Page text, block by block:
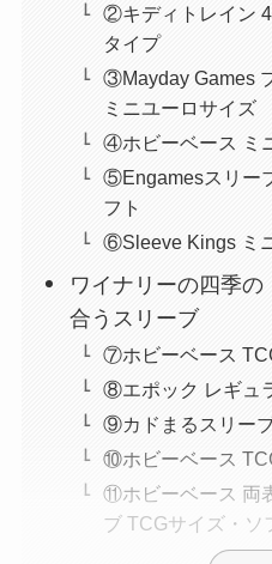
②キディトレイン
タイプ
③Mayday Games
ミニユーロサイズ
④ホビーベース ミ
⑤Engamesスリー
フト
⑥Sleeve Kings ミ
ワイナリーの四季
合うスリーブ
⑦ホビーベース
⑧エポック レギュ
⑨カドまるスリー
⑩ホビーベース
⑪ホビーベース 両
ブ TCGサイズ・ソ